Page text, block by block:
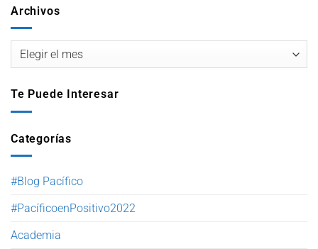
Archivos
Te Puede Interesar
Categorías
#Blog Pacífico
#PacíficoenPositivo2022
Academia